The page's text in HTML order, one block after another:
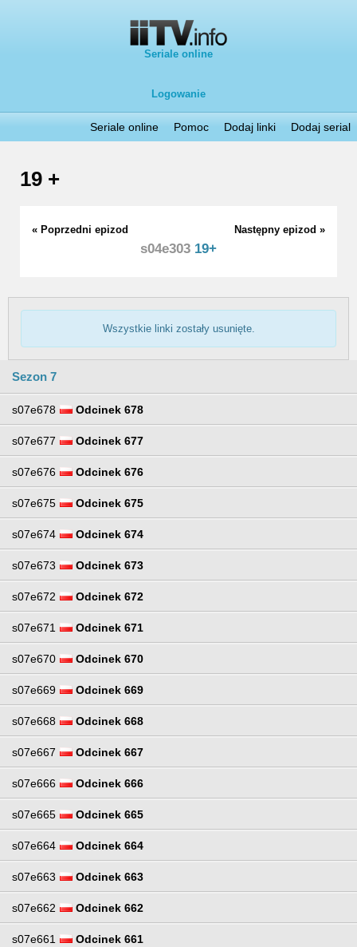
Seriale online
Logowanie
Seriale online Pomoc Dodaj linki Dodaj serial
19 +
« Poprzedni epizod Następny epizod »
s04e303 19+
Wszystkie linki zostały usunięte.
Sezon 7
s07e678 Odcinek 678
s07e677 Odcinek 677
s07e676 Odcinek 676
s07e675 Odcinek 675
s07e674 Odcinek 674
s07e673 Odcinek 673
s07e672 Odcinek 672
s07e671 Odcinek 671
s07e670 Odcinek 670
s07e669 Odcinek 669
s07e668 Odcinek 668
s07e667 Odcinek 667
s07e666 Odcinek 666
s07e665 Odcinek 665
s07e664 Odcinek 664
s07e663 Odcinek 663
s07e662 Odcinek 662
s07e661 Odcinek 661